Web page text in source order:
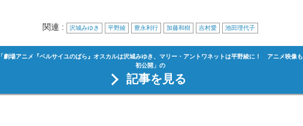
関連 : 沢城みゆき 平野綾 豊永利行 加藤和樹 吉村愛 池田理代子
「劇場アニメ『ベルサイユのばら』オスカルは沢城みゆき、マリー・アントワネットは平野綾に！ アニメ映像も
初公開」の
記事を見る